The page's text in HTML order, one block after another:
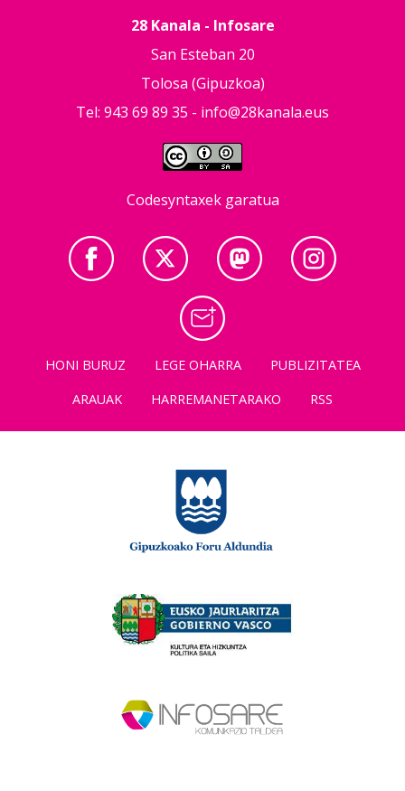
28 Kanala - Infosare
San Esteban 20
Tolosa (Gipuzkoa)
Tel: 943 69 89 35 - info@28kanala.eus
Codesyntaxek garatua
HONI BURUZ LEGE OHARRA
PUBLIZITATEA
ARAUAK
HARREMANETARAKO RSS